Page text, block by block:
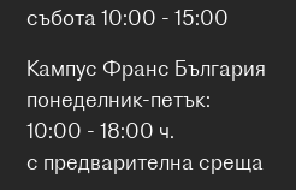
събота 10:00 - 15:00
Кампус Франс България
понеделник-петък:
10:00 - 18:00 ч.
с предварителна среща